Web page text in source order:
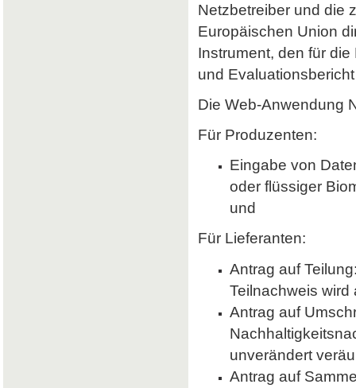
Netzbetreiber und die
Europäischen Union
Instrument, den für
und
Die Web-Anwendung
Für Produzenten:
Eingabe von
oder flüssiger
und
Für Lieferanten:
Antrag auf
Teilnachweis wird
Antrag auf
unverändert
Antrag auf